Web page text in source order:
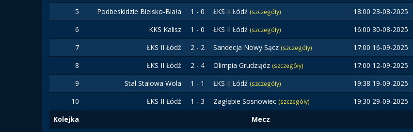
5
Podbeskidzie Bielsko-Biała 1 - 0 ŁKS II Łódź (szczegóły) 18:00 23-08-2025
6
KKS Kalisz 1 - 0 ŁKS II Łódź (szczegóły) 16:00 30-08-2025
7 ŁKS II Łódź 2 - 2 Sandecja Nowy Sącz (szczegóły) 17:00 16-09-2025
8
ŁKS II Łódź 2 - 4 Olimpia Grudziądz (szczegóły) 17:00 12-09-2025
9
Stal Stalowa Wola 1 - 1 ŁKS II Łódź (szczegóły) 19:38 19-09-2025
10
ŁKS II Łódź 1 - 3 Zagłębie Sosnowiec (szczegóły) 19:30 29-09-2025
Kolejka
Mecz